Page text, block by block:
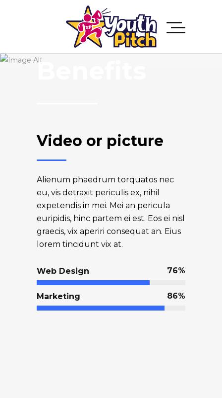
Event
Benefits
Video or picture
Alienum phaedrum torquatos nec
eu, vis detraxit periculis ex, nihil
expetendis in mei. Mei an pericula
euripidis, hinc partem ei est. Eos ei nisl
graecis, vix aperiri consequat an. Eius
lorem tincidunt vix at.
Web Design 76
Marketing 86